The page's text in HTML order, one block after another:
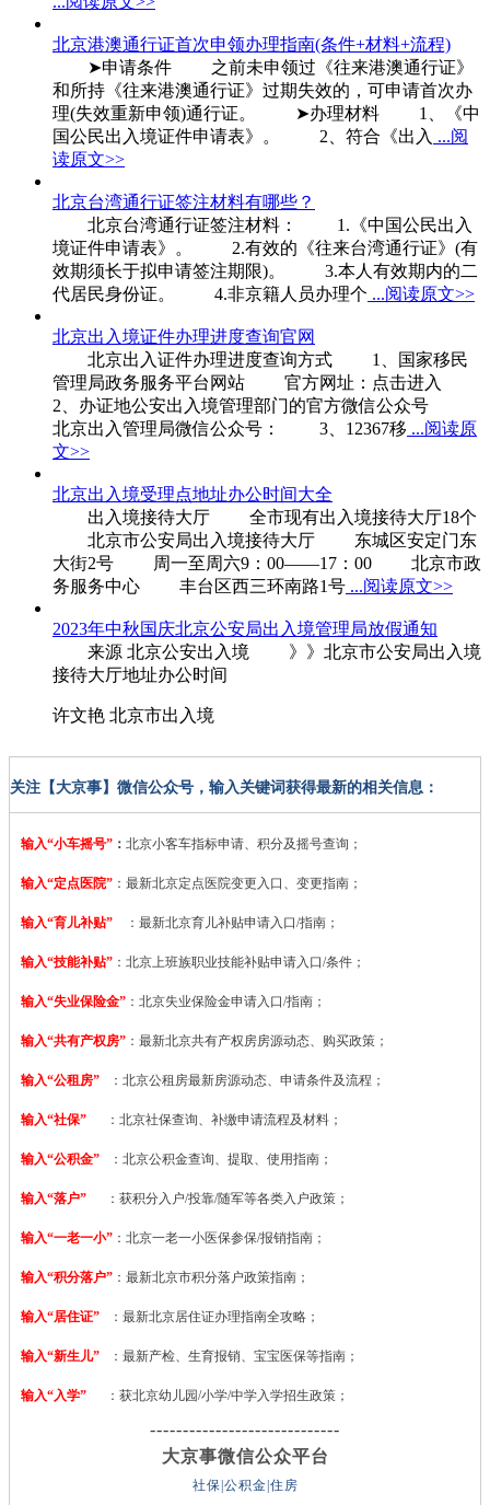
北京港澳通行证首次申领办理指南(条件+材料+流程)
➤申请条件 之前未申领过《往来港澳通行证》
和所持《往来港澳通行证》过期失效的，可申请首次办
理(失效重新申领)通行证。 ➤办理材料 1、《中
国公民出入境证件申请表》。 2、符合《出入 ...阅
读原文>>
北京台湾通行证签注材料有哪些？
北京台湾通行证签注材料： 1.《中国公民出入
境证件申请表》。 2.有效的《往来台湾通行证》(有
效期须长于拟申请签注期限)。 3.本人有效期内的二
代居民身份证。 4.非京籍人员办理个 ...阅读原文>>
北京出入境证件办理进度查询官网
北京出入证件办理进度查询方式 1、国家移民
管理局政务服务平台网站 官方网址：点击进入
2、办证地公安出入境管理部门的官方微信公众号
北京出入管理局微信公众号： 3、12367移 ...阅读原
文>>
北京出入境受理点地址办公时间大全
出入境接待大厅 全市现有出入境接待大厅18个
北京市公安局出入境接待大厅 东城区安定门东
大街2号 周一至周六9：00——17：00 北京市政
务服务中心 丰台区西三环南路1号 ...阅读原文>>
2023年中秋国庆北京公安局出入境管理局放假通知
来源 北京公安出入境 》》北京市公安局出入境
接待大厅地址办公时间
许文艳 北京市出入境
关注【大京事】微信公众号，输入关键词获得最新的相关信息：
输入“小车摇号” ： 北京小客车指标申请、积分及摇号查询；
输入“定点医院” ： 最新北京定点医院变更入口、变更指南；
输入“育儿补贴” ：最新北京育儿补贴申请入口/指南；
输入“技能补贴” ： 北京上班族职业技能补贴申请入口/条件；
输入“失业保险金” ：北京失业保险金申请入口/指南；
输入“共有产权房” ：最新北京共有产权房房源动态、购买政策；
输入“公租房” ：北京公租房最新房源动态、申请条件及流程；
输入“社保” ：北京社保查询、补缴申请流程及材料；
输入“公积金” ：北京公积金查询、提取、使用指南；
输入“落户” ：获积分入户/投靠/随军等各类入户政策；
输入“一老一小” ：北京一老一小医保参保/报销指南；
输入“积分落户” ：最新北京市积分落户政策指南；
输入“居住证” ：最新北京居住证办理指南全攻略；
输入“新生儿” ：最新产检、生育报销、宝宝医保等指南；
输入“入学” ：获北京幼儿园/小学/中学入学招生政策；
-----------------------------
大京事微信公众平台
社保|公积金|住房